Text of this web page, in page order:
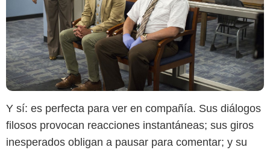
Y sí: es perfecta para ver en compañía. Sus diálogos
filosos provocan reacciones instantáneas; sus giros
inesperados obligan a pausar para comentar; y su